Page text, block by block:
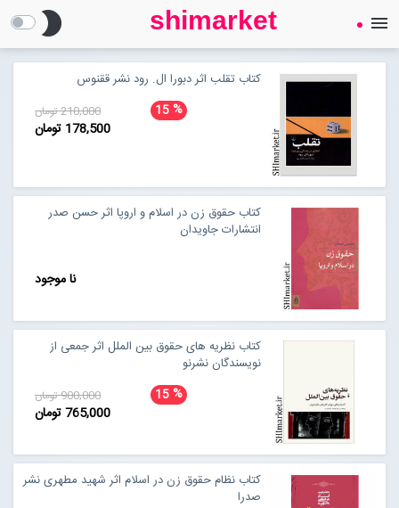
SHIMARKET
فروشگاه اینترنتی کتاب
درباره ما
بلاگ
Open submenu (محصولات)
تماس با ما
ورود به سایت
brightness_2 shimarket menu
کتاب تقلب اثر دبورا ال. رود نشر ققنوس
15% 210,000 تومان
178,500 تومان
کتاب حقوق زن در اسلام و اروپا اثر حسن صدر
انتشارات جاویدان
نا موجود
کتاب نظریه های حقوق بین الملل اثر جمعی از
نویسندگان نشرنو
15% 900,000 تومان
765,000 تومان
کتاب نظام حقوق زن در اسلام اثر شهید مطهری نشر
صدرا